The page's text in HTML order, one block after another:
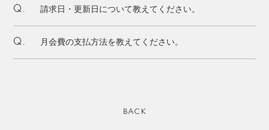
Q. 請求日・更新日について教えてください。
Q. 月会費の支払方法を教えてください。
BACK